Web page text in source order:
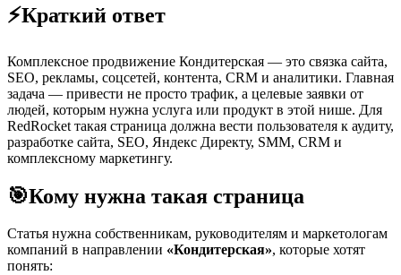
⚡Краткий ответ
Комплексное продвижение Кондитерская — это связка сайта,
SEO, рекламы, соцсетей, контента, CRM и аналитики. Главная
задача — привести не просто трафик, а целевые заявки от
людей, которым нужна услуга или продукт в этой нише. Для
RedRocket такая страница должна вести пользователя к аудиту,
разработке сайта, SEO, Яндекс Директу, SMM, CRM и
комплексному маркетингу.
🎯Кому нужна такая страница
Статья нужна собственникам, руководителям и маркетологам
компаний в направлении «Кондитерская», которые хотят
понять: